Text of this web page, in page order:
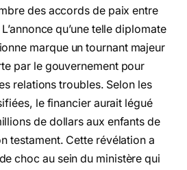
des accords de paix entre
qu’une telle diplomate
marque un tournant majeur
par le gouvernement pour
relations troubles. Selon les
le financier aurait légué
de dollars aux enfants de
testament. Cette révélation a
choc au sein du ministère qui